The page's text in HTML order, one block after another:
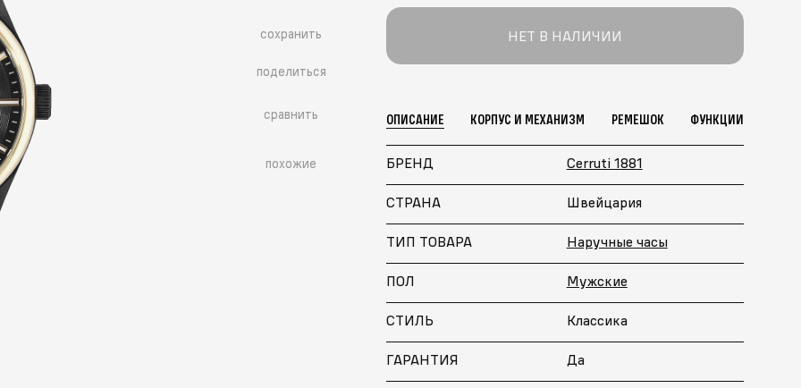
сохранить
поделиться
сравнить
похожие
НЕТ В НАЛИЧИИ
ОПИСАНИЕ КОРПУС И МЕХАНИЗМ РЕМЕШОК ФУНКЦИИ
БРЕНД Cerruti 1881
СТРАНА Швейцария
ТИП ТОВАРА Наручные часы
ПОЛ Мужские
СТИЛЬ Классика
ГАРАНТИЯ Да